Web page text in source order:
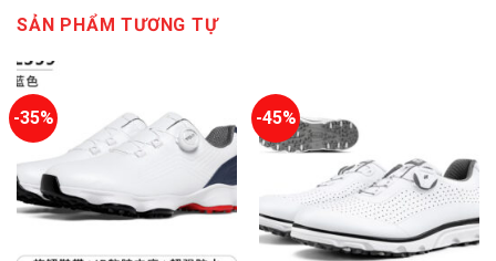
SẢN PHẨM TƯƠNG TỰ
-35% -45%